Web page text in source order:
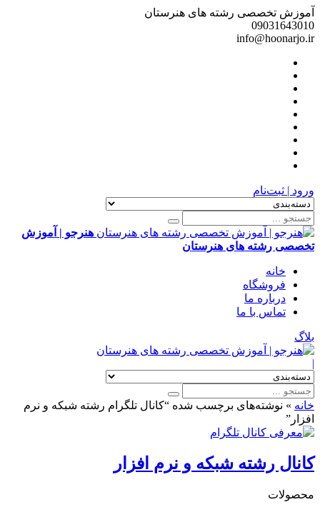
آموزش تخصصی رشته های هنرستان
09031643010
info@hoonarjo.ir
ورود | ثبت‌نام
هنرجو | آموزش
تخصصی رشته های هنرستان
خانه
فروشگاه
درباره ما
تماس با ما
بلاگ
|
خانه » نوشته‌های برچسب شده “کانال تلگرام رشته شبکه و نرم
افزار”
کانال رشته شبکه و نرم افزار
محصولات